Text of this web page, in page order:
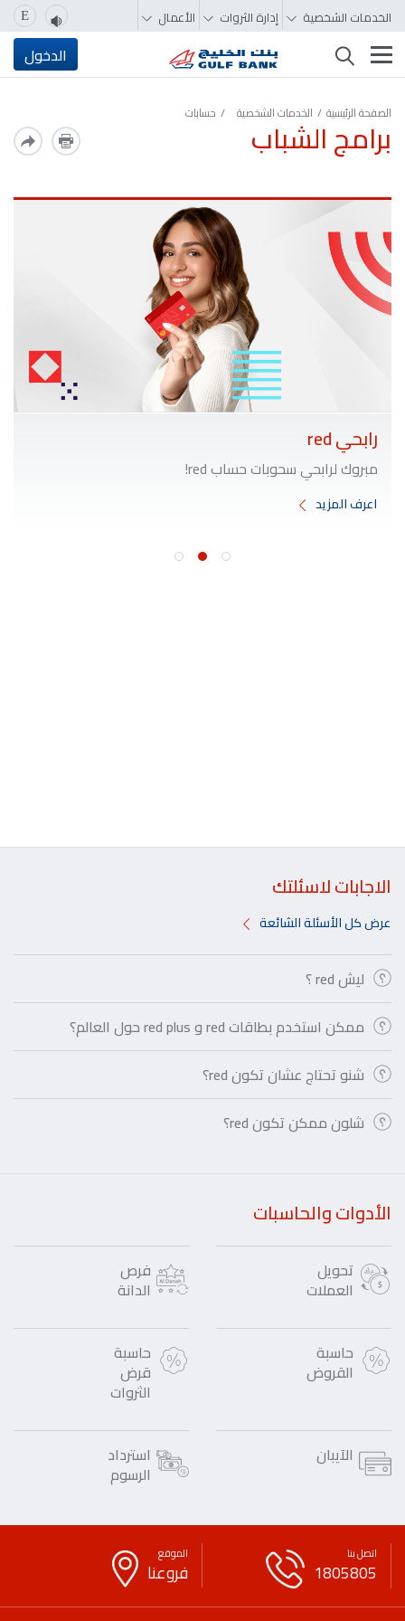
الخدمات الشخصية إدارة الثروات الأعمال E
تغيير التصفّح الدخول
الصفحة الرئيسية الخدمات الشخصية حسابات
برامج الشباب
رابحي red
مبروك لرابحي سحوبات حساب red!
اعرف المزيد
الاجابات لاسئلتك
عرض كل الأسئلة الشائعة
ليش red ؟
ممكن استخدم بطاقات red و red plus حول العالم؟
شنو تحتاج عشان تكون red؟
شلون ممكن تكون red؟
الأدوات والحاسبات
تحويل
العملات
فرص
الدانة
حاسبة
القروض
حاسبة
قرض
الثروات
الآيبان استرداد
الرسوم
اتصل بنا
1805805
الموقع
فروعنا